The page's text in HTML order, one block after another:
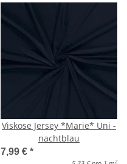
Viskose Jersey *Marie* Uni -
nachtblau
7,99 € *
2